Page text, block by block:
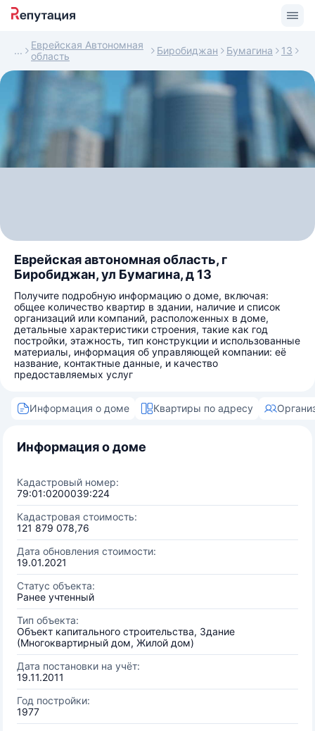
Еврейская Автономная
область
Биробиджан Бумагина 13
Еврейская автономная область, г
Биробиджан, ул Бумагина, д 13
Получите подробную информацию о доме, включая:
общее количество квартир в здании, наличие и список
организаций или компаний, расположенных в доме,
детальные характеристики строения, такие как год
постройки, этажность, тип конструкции и использованные
материалы, информация об управляющей компании: её
название, контактные данные, и качество
предоставляемых услуг
Информация о доме Квартиры по адресу
Информация о доме
Кадастровый номер:
79:01:0200039:224
Кадастровая стоимость:
121 879 078,76
Дата обновления стоимости:
19.01.2021
Статус объекта:
Ранее учтенный
Тип объекта:
Объект капитального строительства, Здание
(Многоквартирный дом, Жилой дом)
Дата постановки на учёт:
19.11.2011
Год постройки:
1977